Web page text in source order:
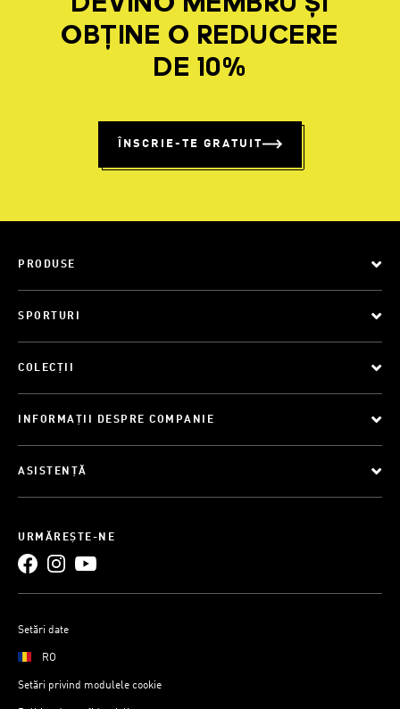
OBȚINE O REDUCERE
DE 10%
ÎNSCRIE-TE GRATUIT
PRODUSE
SPORTURI
COLECȚII
INFORMAȚII DESPRE COMPANIE
ASISTENȚĂ
URMĂREȘTE-NE
Setări date
RO
Setări privind modulele cookie